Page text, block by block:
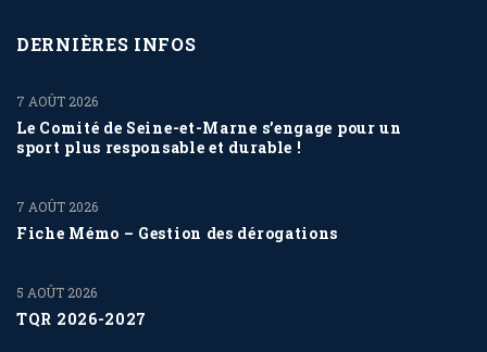
DERNIÈRES INFOS
Le Comité de Seine-et-Marne s’engage pour un
sport plus responsable et durable !
7 AOÛT 2026
Fiche Mémo – Gestion des dérogations
7 AOÛT 2026
TQR 2026-2027
5 AOÛT 2026